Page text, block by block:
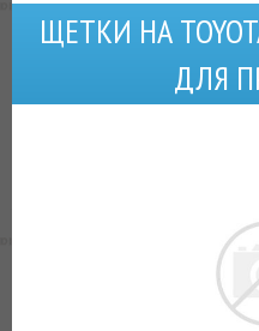
ЩЕТКИ НА
ДЛЯ